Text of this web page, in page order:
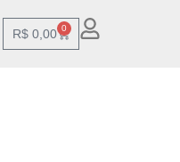
R$0,00 0